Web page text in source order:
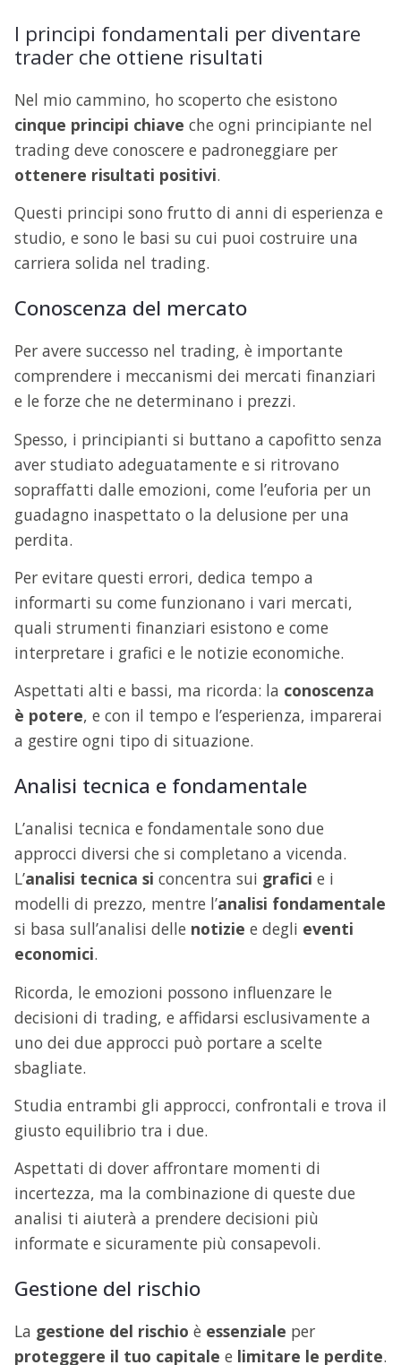
I principi fondamentali per diventare
trader che ottiene risultati
Nel mio cammino, ho scoperto che esistono
cinque principi chiave che ogni principiante nel
trading deve conoscere e padroneggiare per
ottenere risultati positivi.
Questi principi sono frutto di anni di esperienza e
studio, e sono le basi su cui puoi costruire una
carriera solida nel trading.
Conoscenza del mercato
Per avere successo nel trading, è importante
comprendere i meccanismi dei mercati finanziari
e le forze che ne determinano i prezzi.
Spesso, i principianti si buttano a capofitto senza
aver studiato adeguatamente e si ritrovano
sopraffatti dalle emozioni, come l’euforia per un
guadagno inaspettato o la delusione per una
perdita.
Per evitare questi errori, dedica tempo a
informarti su come funzionano i vari mercati,
quali strumenti finanziari esistono e come
interpretare i grafici e le notizie economiche.
Aspettati alti e bassi, ma ricorda: la conoscenza
è potere, e con il tempo e l’esperienza, imparerai
a gestire ogni tipo di situazione.
Analisi tecnica e fondamentale
L’analisi tecnica e fondamentale sono due
approcci diversi che si completano a vicenda.
L’analisi tecnica si concentra sui grafici e i
modelli di prezzo, mentre l’analisi fondamentale
si basa sull’analisi delle notizie e degli eventi
economici.
Ricorda, le emozioni possono influenzare le
decisioni di trading, e affidarsi esclusivamente a
uno dei due approcci può portare a scelte
sbagliate.
Studia entrambi gli approcci, confrontali e trova il
giusto equilibrio tra i due.
Aspettati di dover affrontare momenti di
incertezza, ma la combinazione di queste due
analisi ti aiuterà a prendere decisioni più
informate e sicuramente più consapevoli.
Gestione del rischio
La gestione del rischio è essenziale per
proteggere il tuo capitale e limitare le perdite.